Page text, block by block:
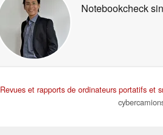
Notebookcheck
Revues et rapports de ordinateurs portatifs et